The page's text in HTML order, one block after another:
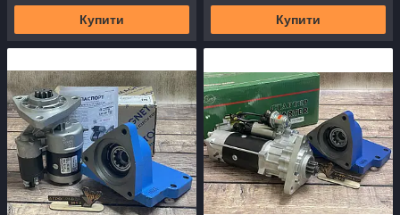
Купити Купити